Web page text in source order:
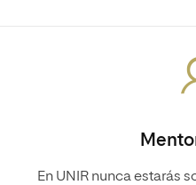
En UNIR nunca estarás